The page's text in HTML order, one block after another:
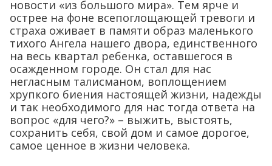
новости «из большого мира». Тем ярче и
острее на фоне всепоглощающей тревоги и
страха оживает в памяти образ маленького
тихого Ангела нашего двора, единственного
на весь квартал ребенка, оставшегося в
осажденном городе. Он стал для нас
негласным талисманом, воплощением
хрупкого биения настоящей жизни, надежды
и так необходимого для нас тогда ответа на
вопрос «для чего?» – выжить, выстоять,
сохранить себя, свой дом и самое дорогое,
самое ценное в жизни человека.